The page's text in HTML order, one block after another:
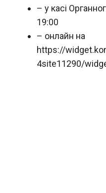
– у касі
19:00
– онлайн на
https://
4site11290/